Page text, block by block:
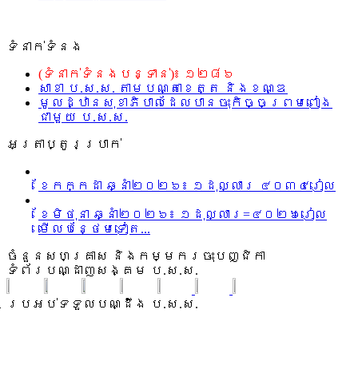
ទំនាក់ទំនង
(ទំនាក់ទំនងបន្ទាន់)៖ ១២៨៦
សាខា ប.ស.ស. តាមបណ្តាខេត្ត និងខណ្ឌ
មូលដ្ឋានសុខាភិបាលដែលបានចុះកិច្ចព្រមពៀង
ជាមួយ ប.ស.ស.
អត្រាប្តូរប្រាក់
ខែកក្កដា ឆ្នាំ២០២៦៖ ១ដុល្លារ ៤០៣៤រៀល
ខែមិថុនា ឆ្នាំ២០២៦៖ ១ដុល្លារ=៤០២៦រៀល
មើលបន្ថែមទៀត...
ចំនួនសហគ្រាស និងកម្មករចុះបញ្ជិកា
ទំព័របណ្ដាញសង្គម ប.ស.ស.
ប្រអប់ទទួលបណ្ដឹង ប.ស.ស.